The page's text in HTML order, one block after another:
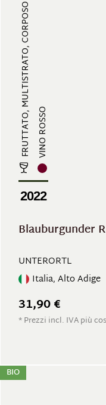
FRUTTATO, MULTISTRATO, CORPOSOVINO ROSSO
2022
Blauburgunder
UNTERORTL
Italia, Alto Adige
31,90 €
* Prezzi incl. IVA più
BIO